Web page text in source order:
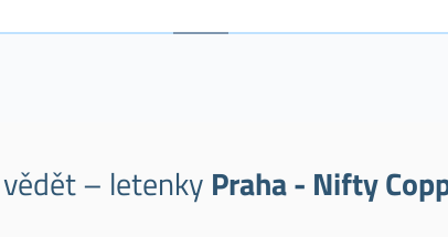
– letenky Praha - Nifty